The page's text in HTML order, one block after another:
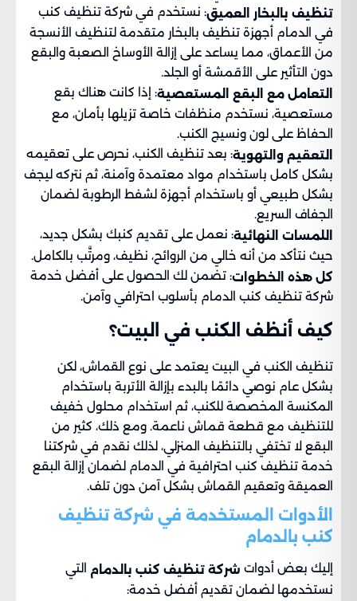
تنظيف بالبخار العميق: نستخدم في شركة تنظيف كنب
في الدمام أجهزة تنظيف بالبخار متقدمة لتنظيف الأنسجة
من الأعماق، مما يساعد على إزالة الأوساخ الصعبة والبقع
دون التأثير على الأقمشة أو الجلد.
التعامل مع البقع المستعصية: إذا كانت هناك بقع
مستعصية، نستخدم منظفات خاصة تزيلها بأمان، مع
الحفاظ على لون ونسيج الكنب.
التعقيم والتهوية: بعد تنظيف الكنب، نحرص على تعقيمه
بشكل كامل باستخدام مواد معتمدة وآمنة، ثم نتركه ليجف
بشكل طبيعي أو باستخدام أجهزة لشفط الرطوبة لضمان
الجفاف السريع.
اللمسات النهائية: نعمل على تقديم كنبك بشكل جديد،
حيث نتأكد من أنه خالي من الروائح، نظيف، ومرتَّب بالكامل.
كل هذه الخطوات: تضمن لك الحصول على أفضل خدمة
شركة تنظيف كنب الدمام بأسلوب احترافي وآمن.
كيف أنظف الكنب في البيت؟
تنظيف الكنب في البيت يعتمد على نوع القماش، لكن
بشكل عام نوصي دائمًا بالبدء بإزالة الأتربة باستخدام
المكنسة المخصصة للكنب، ثم استخدام محلول خفيف
للتنظيف مع قطعة قماش ناعمة. ومع ذلك، كثير من
البقع لا تختفي بالتنظيف المنزلي، لذلك نقدم في شركتنا
خدمة تنظيف كنب احترافية في الدمام لضمان إزالة البقع
العميقة وتعقيم القماش بشكل آمن دون تلف.
الأدوات المستخدمة في شركة تنظيف
كنب بالدمام
إليك بعض أدوات شركة تنظيف كنب بالدمام التي
نستخدمها لضمان تقديم أفضل خدمة: